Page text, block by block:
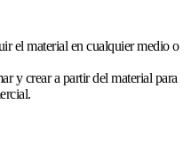
el material en cualquier medio o
y crear a partir del material para